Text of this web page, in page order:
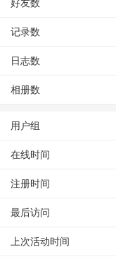
好友数
记录数
日志数
相册数
用户组
在线时间
注册时间
最后访问
上次活动时间